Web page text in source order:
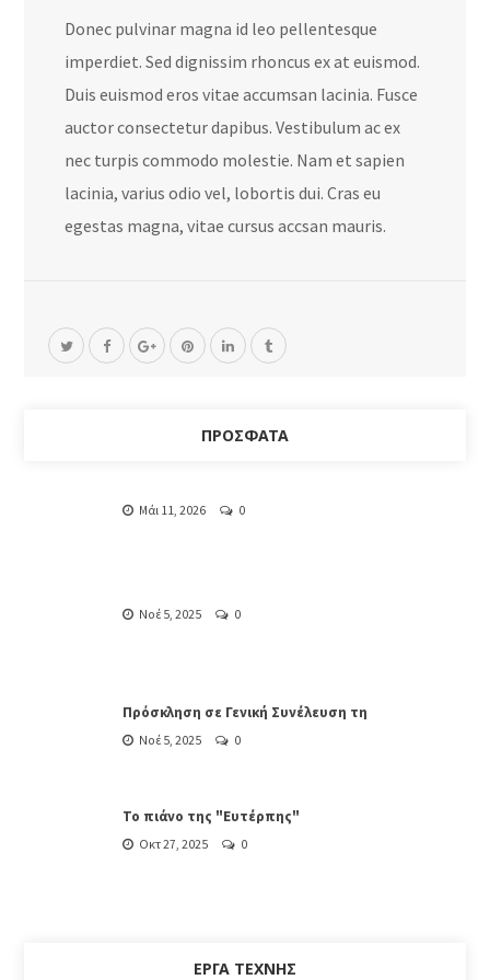
Donec pulvinar magna id leo pellentesque
imperdiet. Sed dignissim rhoncus ex at euismod.
Duis euismod eros vitae accumsan lacinia. Fusce
auctor consectetur dapibus. Vestibulum ac ex
nec turpis commodo molestie. Nam et sapien
lacinia, varius odio vel, lobortis dui. Cras eu
egestas magna, vitae cursus accsan mauris.
ΠΡΌΣΦΑΤΑ
Μάι 11, 2026 0
Νοέ 5, 2025 0
Πρόσκληση σε Γενική Συνέλευση τη
Νοέ 5, 2025 0
Το πιάνο της "Ευτέρπης"
Οκτ 27, 2025 0
ΈΡΓΑ ΤΈΧΝΗΣ